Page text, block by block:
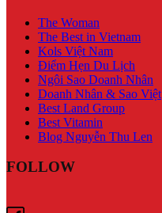
The Woman
The Best in Vietnam
Kols Việt Nam
Điểm Hẹn Du Lịch
Ngôi Sao Doanh Nhân
Doanh Nhân & Sao Việt
Best Land Group
Best Vitamin
Blog Nguyễn Thu Len
FOLLOW